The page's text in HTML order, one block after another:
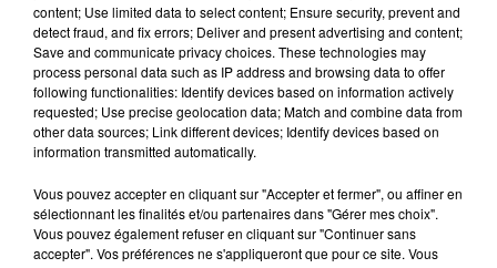
Flash FM
Flash FM interviews : La Foire Exposition de Limoges
0:00 10 min 24 sec
23 juin 2025 - 10 min 24 sec
content; Use limited data to select content; Ensure security, prevent and
detect fraud, and fix errors; Deliver and present advertising and content;
Save and communicate privacy choices. These technologies may
process personal data such as IP address and browsing data to offer
following functionalities: Identify devices based on information actively
requested; Use precise geolocation data; Match and combine data from
other data sources; Link different devices; Identify devices based on
information transmitted automatically.
Vous pouvez accepter en cliquant sur "Accepter et fermer", ou affiner en
sélectionnant les finalités et/ou partenaires dans "Gérer mes choix".
Vous pouvez également refuser en cliquant sur "Continuer sans
accepter". Vos préférences ne s'appliqueront que pour ce site. Vous